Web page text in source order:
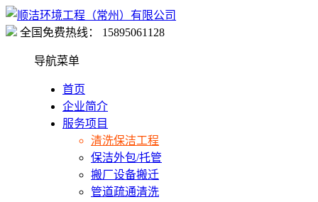
全国免费热线： 15895061128
导航菜单
首页
企业简介
服务项目
清洗保洁工程
保洁外包/托管
搬厂设备搬迁
管道疏通清洗